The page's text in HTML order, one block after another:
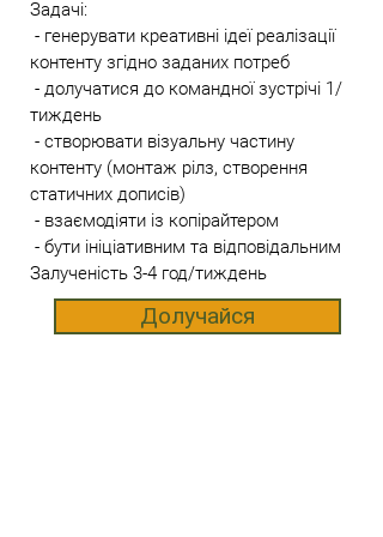
Задачі:
- генерувати креативні ідеї реалізації
контенту згідно заданих потреб
- долучатися до командної зустрічі 1/
тиждень
- створювати візуальну частину
контенту (монтаж рілз, створення
статичних дописів)
- взаємодіяти із копірайтером
- бути ініціативним та відповідальним
Залученість 3-4 год/тиждень
Долучайся